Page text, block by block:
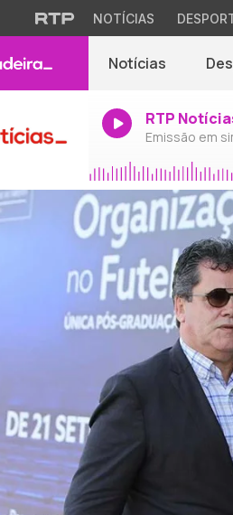
NOTÍCIAS
Notícias
RTP
Emissão em